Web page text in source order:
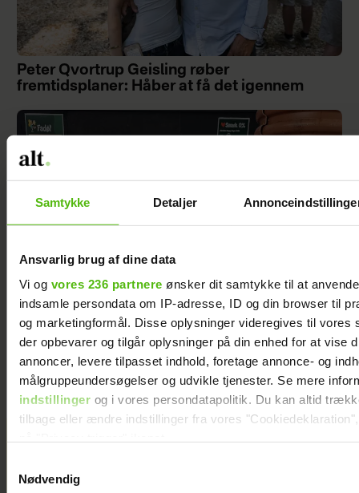
Samtykke Detaljer
Ansvarlig brug af dine data
Vi og vores 236 partnere ønsker dit samtykke til at
indsamle persondata om IP-adresse, ID og din browser til
og marketingformål. Disse oplysninger videregives til vores
der opbevarer og tilgår oplysninger på din enhed for at vise
annoncer, levere tilpasset indhold, foretage annonce- og
målgruppeundersøgelser og udvikle tjenester. Se mere
indstillingerog i vores persondatapolitik. Du kan altid
tilbage eller ændre indstillinger fra vores
Dine valg anvendes på hele websitet.
Nødvendig
Peter Qvortrup Geisling røber
fremtidsplaner: Håber at få det igennem
Christel og kæresten er klar på tv sammen
Jeg valgte at